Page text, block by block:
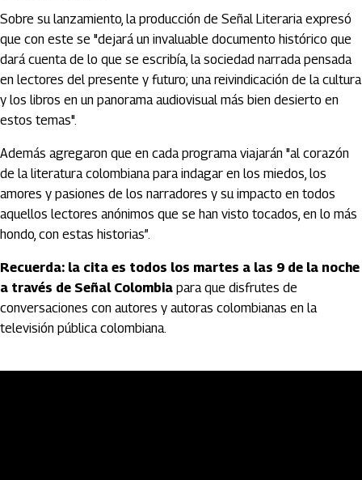
Sobre su lanzamiento, la producción de Señal Literaria expresó
que con este se "dejará un invaluable documento histórico que
dará cuenta de lo que se escribía, la sociedad narrada pensada
en lectores del presente y futuro; una reivindicación de la cultura
y los libros en un panorama audiovisual más bien desierto en
estos temas".
Además agregaron que en cada programa viajarán "al corazón
de la literatura colombiana para indagar en los miedos, los
amores y pasiones de los narradores y su impacto en todos
aquellos lectores anónimos que se han visto tocados, en lo más
hondo, con estas historias”.
Recuerda: la cita es todos los martes a las 9 de la noche
a través de Señal Colombia para que disfrutes de
conversaciones con autores y autoras colombianas en la
televisión pública colombiana.